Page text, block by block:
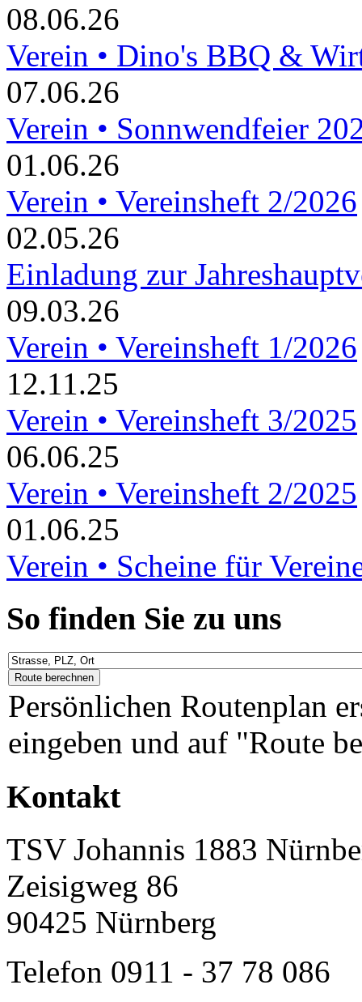
08.06.26
Verein • Dino's BBQ &
07.06.26
Verein • Sonnwendfeier
01.06.26
Verein • Vereinsheft 2/2026
02.05.26
Einladung zur
09.03.26
Verein • Vereinsheft 1/2026
12.11.25
Verein • Vereinsheft 3/2025
06.06.25
Verein • Vereinsheft 2/2025
01.06.25
Verein • Scheine für
So finden Sie zu uns
Persönlichen Routenplan
eingeben und auf "Route
Kontakt
TSV Johannis 1883
Zeisigweg 86
90425 Nürnberg
Telefon 0911 - 37 78 086